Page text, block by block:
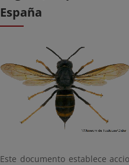
España
Este documento establece